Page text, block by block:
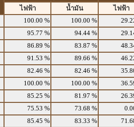
ไฟฟ้า น้ำมัน ไฟฟ้า
100.00 % 100.00 %
95.77 % 94.44 %
86.89 % 83.87 %
91.53 % 89.66 %
82.46 % 82.46 %
100.00 % 100.00 %
85.25 % 81.97 %
75.53 % 73.68 %
85.45 % 83.33 %